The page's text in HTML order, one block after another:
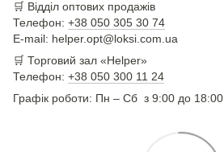
🛒 Відділ оптових продажів
Телефон: +38 050 305 30 74
E-mail: helper.opt@loksi.com.ua
🛒 Торговий зал «Helper»
Телефон: +38 050 300 11 24
Графік роботи: Пн – Сб з 9:00 до 18:00